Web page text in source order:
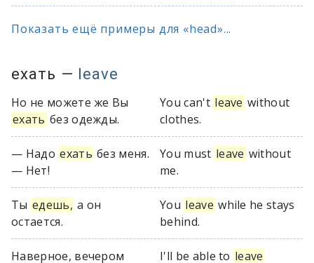
Показать ещё примеры для «head»...
ехать — leave
Но не можете же Вы
ехать без одежды.
You can't leave without
clothes.
— Надо ехать без меня.
— Нет!
You must leave without
me.
Ты едешь, а он
остается.
You leave while he stays
behind.
Наверное, вечером
I'll be able to leave